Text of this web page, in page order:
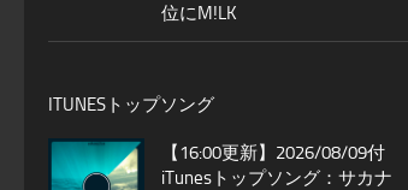
位にM!LK
ITUNESトップソング
【16:00更新】2026/08/09付
iTunesトップソング：サカナ